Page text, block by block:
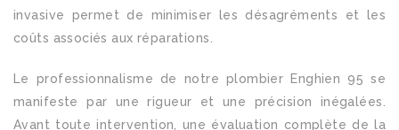
invasive permet de minimiser les désagréments et les
coûts associés aux réparations.
Le professionnalisme de notre plombier Enghien 95 se
manifeste par une rigueur et une précision inégalées.
Avant toute intervention, une évaluation complète de la